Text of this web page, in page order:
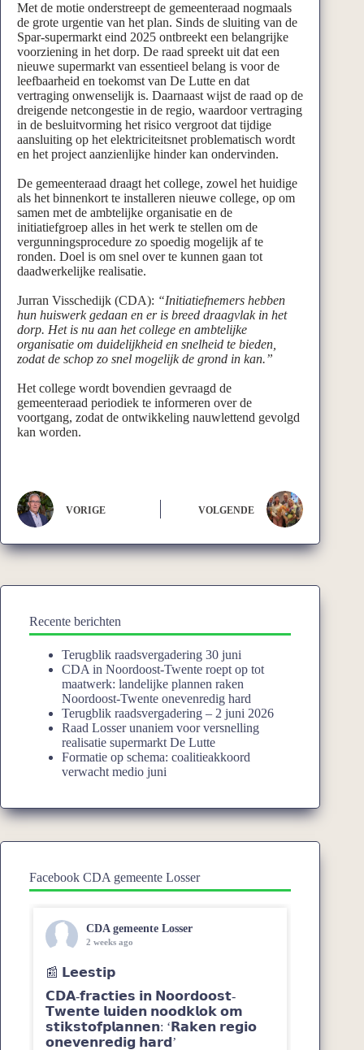
Met de motie onderstreept de gemeenteraad nogmaals
de grote urgentie van het plan. Sinds de sluiting van de
Spar-supermarkt eind 2025 ontbreekt een belangrijke
voorziening in het dorp. De raad spreekt uit dat een
nieuwe supermarkt van essentieel belang is voor de
leefbaarheid en toekomst van De Lutte en dat
vertraging onwenselijk is. Daarnaast wijst de raad op de
dreigende netcongestie in de regio, waardoor vertraging
in de besluitvorming het risico vergroot dat tijdige
aansluiting op het elektriciteitsnet problematisch wordt
en het project aanzienlijke hinder kan ondervinden.
De gemeenteraad draagt het college, zowel het huidige
als het binnenkort te installeren nieuwe college, op om
samen met de ambtelijke organisatie en de
initiatiefgroep alles in het werk te stellen om de
vergunningsprocedure zo spoedig mogelijk af te
ronden. Doel is om snel over te kunnen gaan tot
daadwerkelijke realisatie.
Jurran Visschedijk (CDA): “Initiatiefnemers hebben
hun huiswerk gedaan en er is breed draagvlak in het
dorp. Het is nu aan het college en ambtelijke
organisatie om duidelijkheid en snelheid te bieden,
zodat de schop zo snel mogelijk de grond in kan.”
Het college wordt bovendien gevraagd de
gemeenteraad periodiek te informeren over de
voortgang, zodat de ontwikkeling nauwlettend gevolgd
kan worden.
VORIGE VOLGENDE
Recente berichten
Terugblik raadsvergadering 30 juni
CDA in Noordoost-Twente roept op tot
maatwerk: landelijke plannen raken
Noordoost-Twente onevenredig hard
Terugblik raadsvergadering – 2 juni 2026
Raad Losser unaniem voor versnelling
realisatie supermarkt De Lutte
Formatie op schema: coalitieakkoord
verwacht medio juni
Facebook CDA gemeente Losser
CDA gemeente Losser
2 weeks ago
📰 𝗟𝗲𝗲𝘀𝘁𝗶𝗽
𝗖𝗗𝗔-𝗳𝗿𝗮𝗰𝘁𝗶𝗲𝘀 𝗶𝗻 𝗡𝗼𝗼𝗿𝗱𝗼𝗼𝘀𝘁-
𝗧𝘄𝗲𝗻𝘁𝗲 𝗹𝘂𝗶𝗱𝗲𝗻 𝗻𝗼𝗼𝗱𝗸𝗹𝗼𝗸 𝗼𝗺
𝘀𝘁𝗶𝗸𝘀𝘁𝗼𝗳𝗽𝗹𝗮𝗻𝗻𝗲𝗻: ‘𝗥𝗮𝗸𝗲𝗻 𝗿𝗲𝗴𝗶𝗼
𝗼𝗻𝗲𝘃𝗲𝗻𝗿𝗲𝗱𝗶𝗴 𝗵𝗮𝗿𝗱’